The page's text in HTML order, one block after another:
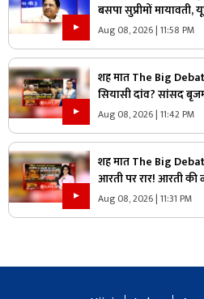
बसपा सुप्रीमों मायावती,
महाभारत?
Aug 08, 2026 | 11:58 PM
शह मात The Big
सियासी दांव? सांसद
उठाए सवाल, क्या वाकई
Aug 08, 2026 | 11:42 PM
शह मात The Big
आरती पर रार! आरती की
आरती के अधिकार को लेकर
Aug 08, 2026 | 11:31 PM